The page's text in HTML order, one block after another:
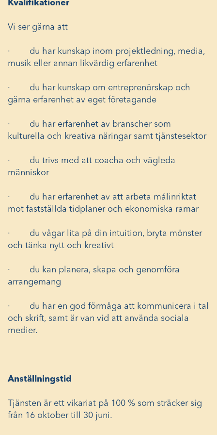
Kvalifikationer
Vi ser gärna att
· du har kunskap inom projektledning, media,
musik eller annan likvärdig erfarenhet
· du har kunskap om entreprenörskap och
gärna erfarenhet av eget företagande
· du har erfarenhet av branscher som
kulturella och kreativa näringar samt tjänstesektor
· du trivs med att coacha och vägleda
människor
· du har erfarenhet av att arbeta målinriktat
mot fastställda tidplaner och ekonomiska ramar
· du vågar lita på din intuition, bryta mönster
och tänka nytt och kreativt
· du kan planera, skapa och genomföra
arrangemang
· du har en god förmåga att kommunicera i tal
och skrift, samt är van vid att använda sociala
medier.
Anställningstid
Tjänsten är ett vikariat på 100 % som sträcker sig
från 16 oktober till 30 juni.